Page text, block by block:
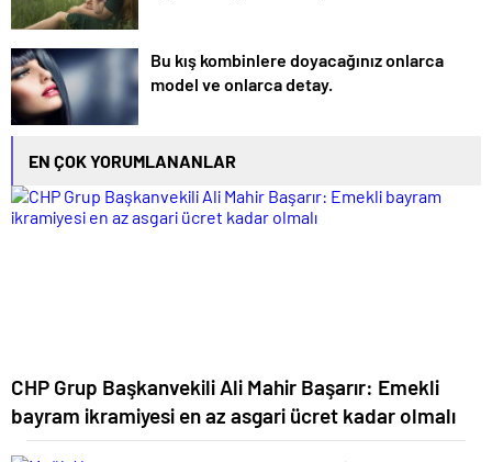
Bu kış kombinlere doyacağınız onlarca
model ve onlarca detay.
EN ÇOK YORUMLANANLAR
CHP Grup Başkanvekili Ali Mahir Başarır: Emekli
bayram ikramiyesi en az asgari ücret kadar olmalı